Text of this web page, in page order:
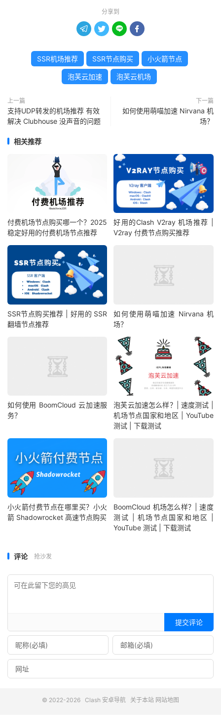
分享到
   
SSR机场推荐 SSR节点购买 小火箭节点
泡芙云加速 泡芙云机场
上一篇
支持UDP转发的机场推荐 有效
解决 Clubhouse 没声音的问题
下一篇
如何使用萌喵加速 Nirvana 机
场？
相关推荐
付费机场节点购买哪一个？2025
稳定好用的付费机场节点推荐
好用的Clash V2ray 机场推荐 |
V2ray 付费节点购买推荐
SSR节点购买推荐 | 好用的 SSR
翻墙节点推荐
如何使用萌喵加速 Nirvana 机
场？
如何使用 BoomCloud 云加速服
务？
泡芙云加速怎么样？| 速度测试 |
机场节点国家和地区 | YouTube
测试 | 下载测试
小火箭付费节点在哪里买？小火
箭 Shadowrocket 高速节点购买
BoomCloud 机场怎么样？| 速度
测试 | 机场节点国家和地区 |
YouTube 测试 | 下载测试
评论 抢沙发
提交评论
© 2022-2026 Clash 安卓导航 关于本站 网站地图